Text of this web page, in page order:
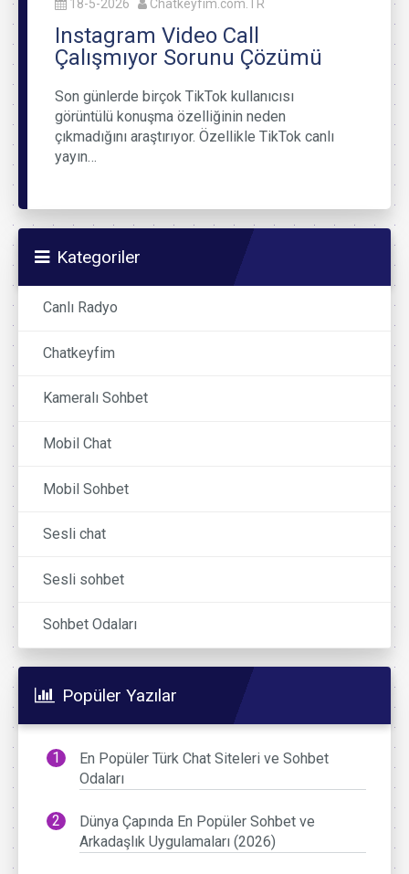
18-5-2026 Chatkeyfim.com.TR
Instagram Video Call
Çalışmıyor Sorunu Çözümü
Son günlerde birçok TikTok kullanıcısı
görüntülü konuşma özelliğinin neden
çıkmadığını araştırıyor. Özellikle TikTok canlı
yayın…
Kategoriler
Canlı Radyo
Chatkeyfim
Kameralı Sohbet
Mobil Chat
Mobil Sohbet
Sesli chat
Sesli sohbet
Sohbet Odaları
Popüler Yazılar
En Popüler Türk Chat Siteleri ve Sohbet
Odaları
Dünya Çapında En Popüler Sohbet ve
Arkadaşlık Uygulamaları (2026)